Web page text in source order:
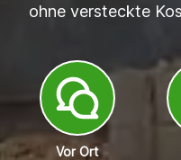
ohne versteckte
Vor Ort